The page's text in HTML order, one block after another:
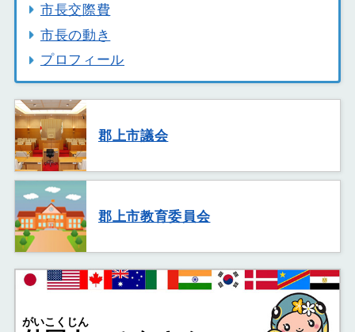
市長交際費
市長の動き
プロフィール
郡上市議会
郡上市教育委員会
がいこくじん